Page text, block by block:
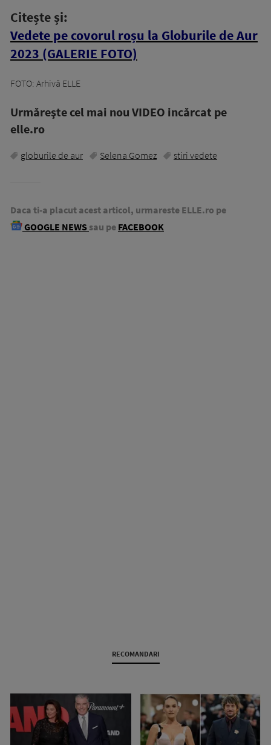
Citește și:
Vedete pe covorul roșu la Globurile de Aur
2023 (GALERIE FOTO)
FOTO: Arhivă ELLE
Urmăreşte cel mai nou VIDEO incărcat pe
elle.ro
globurile de aur Selena Gomez stiri vedete
Daca ti-a placut acest articol, urmareste ELLE.ro pe
GOOGLE NEWS sau pe FACEBOOK
RECOMANDARI